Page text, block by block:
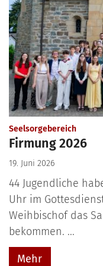
Seelsorgebereich:
Firmung 2026
19. Juni 2026
44 Jugendliche
Uhr im
Weihbischof das
bekommen. ...
Mehr